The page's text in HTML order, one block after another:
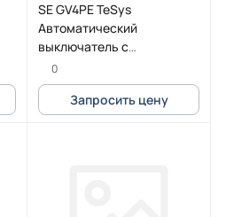
SE GV4PE TeSys
Автоматический
выключатель с
комбинированным
расцепителем 50A 100kA
зажим Everlink
0
Запросить цену